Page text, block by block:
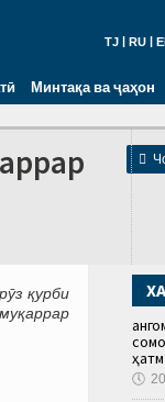
TJ RU
Минтақа ва ҷаҳон

қурби
🕔